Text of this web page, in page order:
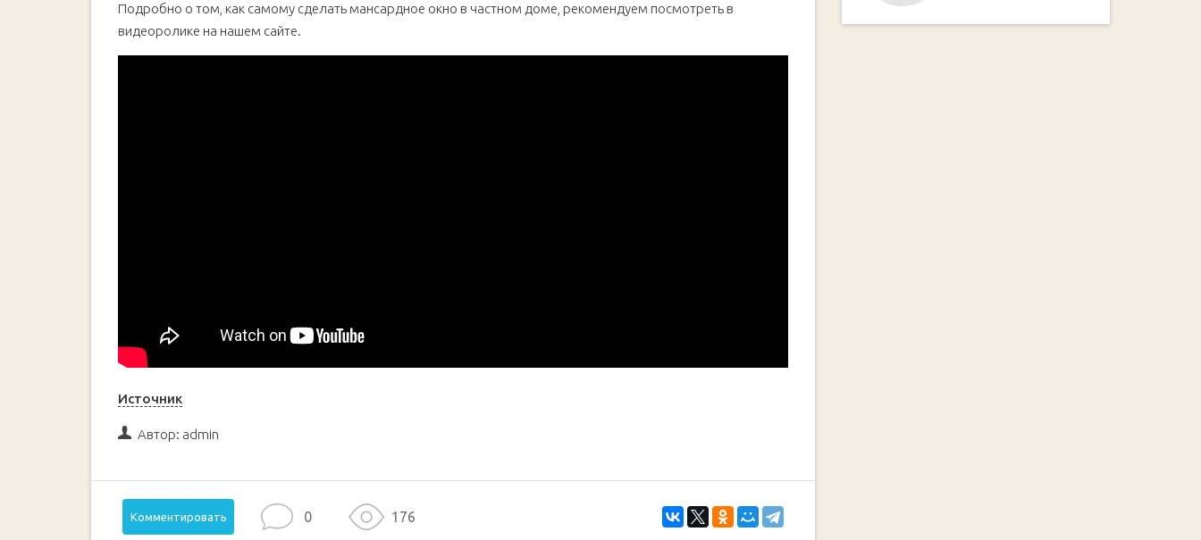
Подробно о том, как самому сделать мансардное окно в частном доме, рекомендуем посмотреть в
видеоролике на нашем сайте.
Источник
Автор: admin
Комментировать 0 176